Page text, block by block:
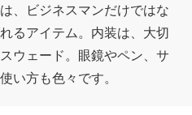
、ビジネスマンだけではな
るアイテム。内装は、大切
ウェード。眼鏡やペン、サ
い方も色々です。